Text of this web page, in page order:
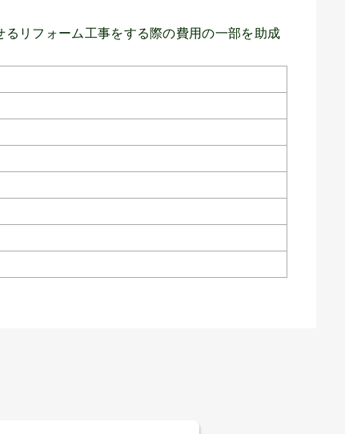
リフォーム工事をする際の費用の一部を助成